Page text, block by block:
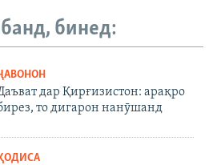
бинед:
дар Қирғизистон: арақро
то дигарон нанӯшанд